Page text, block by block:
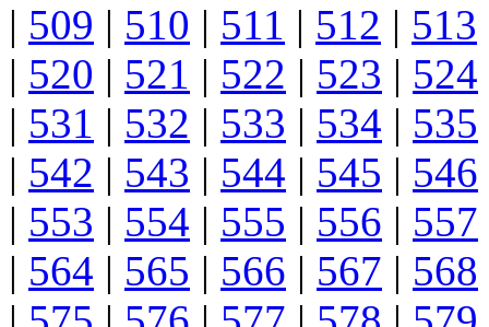
| 509 | 510 | 511 | 512 | 513
| 520 | 521 | 522 | 523 | 524
| 531 | 532 | 533 | 534 | 535
| 542 | 543 | 544 | 545 | 546
| 553 | 554 | 555 | 556 | 557
| 564 | 565 | 566 | 567 | 568